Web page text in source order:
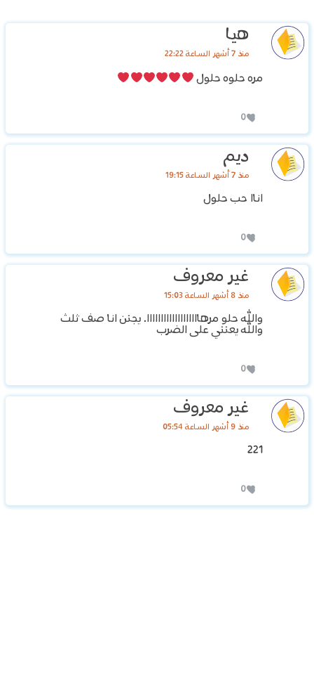
هيا
منذ 7 أشهر الساعة 22:22
مره حلوه حلول
0
ديم
منذ 7 أشهر الساعة 19:15
اناا حب حلول
0
غير معروف
منذ 8 أشهر الساعة 15:03
والله حلو مرهااااااااااااااااااا. يجنن انا صف ثلث
والله يعنني على الضرب
0
غير معروف
منذ 9 أشهر الساعة 05:54
221
0